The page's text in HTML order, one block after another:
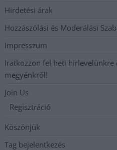
Hirdetési árak
Hozzászólási és Moderálási
Impresszum
Iratkozzon fel heti
megyénkről!
Join Us
Regisztráció
Köszönjük
Tag bejelentkezés